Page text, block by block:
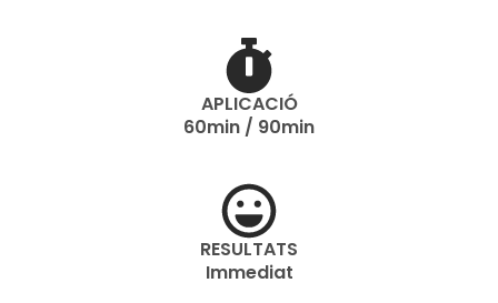
APLICACIÓ
60min / 90min
RESULTATS
Immediat